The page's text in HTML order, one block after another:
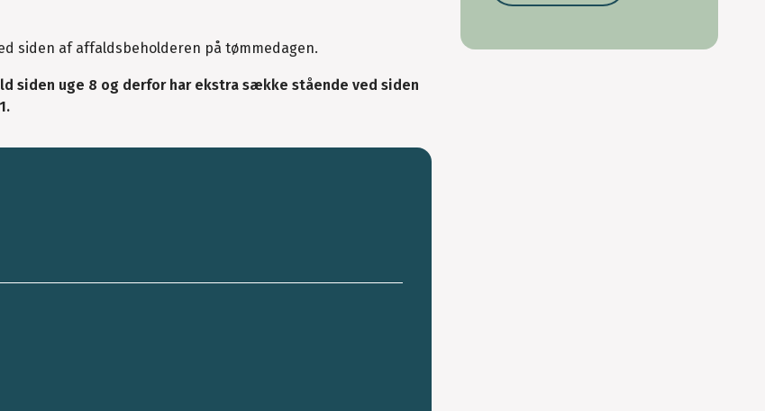
siden af affaldsbeholderen på tømmedagen.
siden uge 8 og derfor har ekstra sække stående ved siden